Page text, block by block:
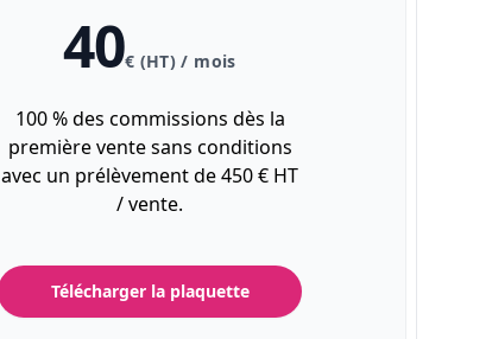
40€ (HT) / mois
100 % des commissions dès la
première vente sans conditions
avec un prélèvement de 450 € HT
/ vente.
Télécharger la plaquette